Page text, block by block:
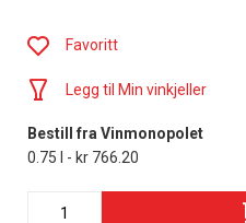
Favoritt
Legg til Min vinkjeller
Bestill fra Vinmonopolet
0.75 l - kr 766.20